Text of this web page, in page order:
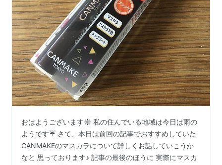
おはようございます☼ 私の住んでいる地域は今日は雨の
ようです☔ さて、本日は前回の記事でおすすめしていた
CANMAKEのマスカラについて詳しくお話していこうか
なと 思っております♪ 記事の最後のほうに 実際にマスカ